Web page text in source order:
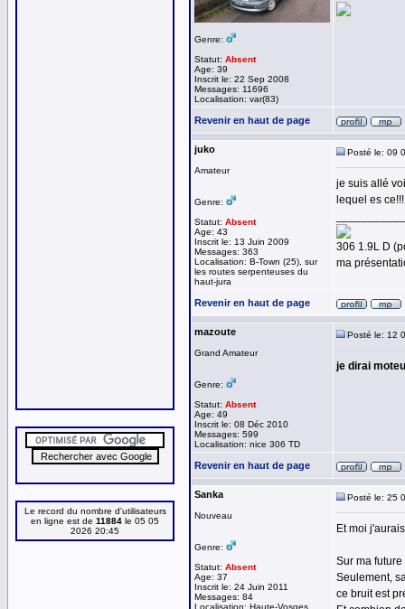
Le record du nombre d'utilisateurs
en ligne est de 11884 le 05 05
2026 20:45
Genre:
Statut: Absent
Age: 39
Inscrit le: 22 Sep 2008
Messages: 11696
Localisation: var(83)
Revenir en haut de page
juko
Amateur
Genre:
Statut: Absent
Age: 43
Inscrit le: 13 Juin 2009
Messages: 363
Localisation: B-Town (25), sur
les routes serpenteuses du
haut-jura
Posté le: 09
je suis allé
lequel es ce!!!
306 1.9L D
ma
Revenir en haut de page
mazoute
Grand Amateur
Genre:
Statut: Absent
Age: 49
Inscrit le: 08 Déc 2010
Messages: 599
Localisation: nice 306 TD
Posté le: 12
je dirai
Revenir en haut de page
Sanka
Nouveau
Genre:
Statut: Absent
Age: 37
Inscrit le: 24 Juin 2011
Messages: 84
Localisation: Haute-Vosges
Posté le: 25
Et moi
Sur ma
Seulement,
ce bruit est